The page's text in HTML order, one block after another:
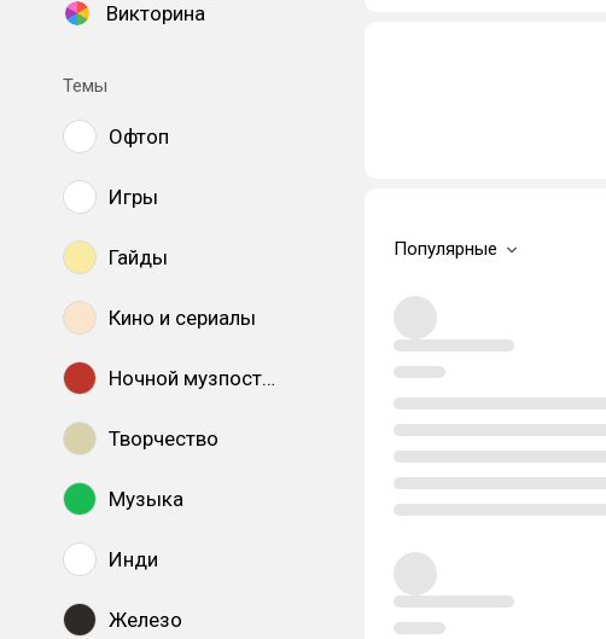
Викторина
Темы
Офтоп
Игры
Гайды
Кино и сериалы
Ночной музпостинг
Творчество
Музыка
Инди
Железо
Популярные